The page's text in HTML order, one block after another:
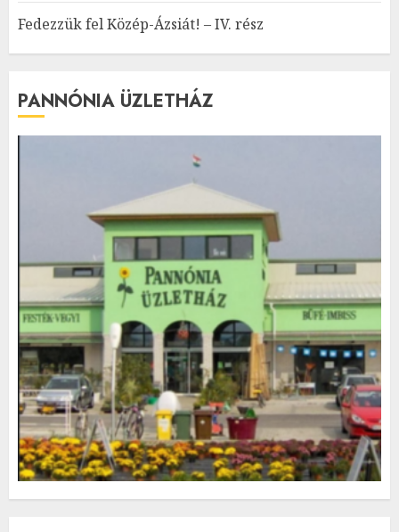
Fedezzük fel Közép-Ázsiát! – IV. rész
PANNÓNIA ÜZLETHÁZ